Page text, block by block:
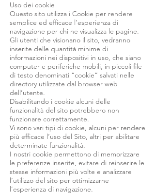
Uso dei cookie
Questo sito utilizza i Cookie per rendere
semplice ed efficace l’esperienza di
navigazione per chi ne visualizza le pagine.
Gli utenti che visionano il sito, vedranno
inserite delle quantità minime di
informazioni nei dispositivi in uso, che siano
computer e periferiche mobili, in piccoli file
di testo denominati “cookie” salvati nelle
directory utilizzate dal browser web
dell’utente.
Disabilitando i cookie alcuni delle
funzionalità del sito potrebbero non
funzionare correttamente.
Vi sono vari tipi di cookie, alcuni per rendere
più efficace l’uso del Sito, altri per abilitare
determinate funzionalità.
I nostri cookie permettono di memorizzare
le preferenze inserite, evitare di reinserire le
stesse informazioni più volte e analizzare
l’utilizzo del sito per ottimizzarne
l’esperienza di navigazione.